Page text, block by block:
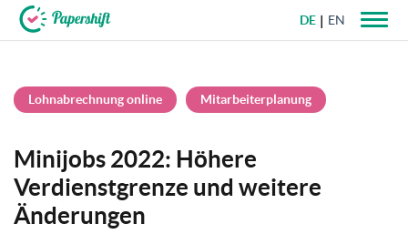
DE EN
Lohnabrechnung online Mitarbeiterplanung
Minijobs 2022: Höhere
Verdienstgrenze und weitere
Änderungen